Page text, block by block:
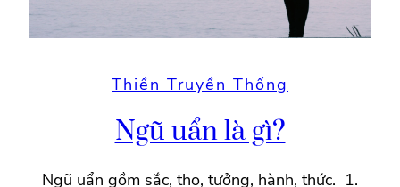
Thiền Truyền Thống
Ngũ uẩn là gì?
Ngũ uẩn gồm sắc, thọ, tưởng, hành, thức. 1.